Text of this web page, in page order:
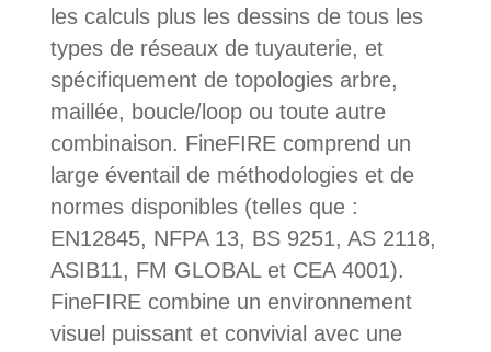
les calculs plus les dessins de tous les
types de réseaux de tuyauterie, et
spécifiquement de topologies arbre,
maillée, boucle/loop ou toute autre
combinaison. FineFIRE comprend un
large éventail de méthodologies et de
normes disponibles (telles que :
EN12845, NFPA 13, BS 9251, AS 2118,
ASIB11, FM GLOBAL et CEA 4001).
FineFIRE combine un environnement
visuel puissant et convivial avec une